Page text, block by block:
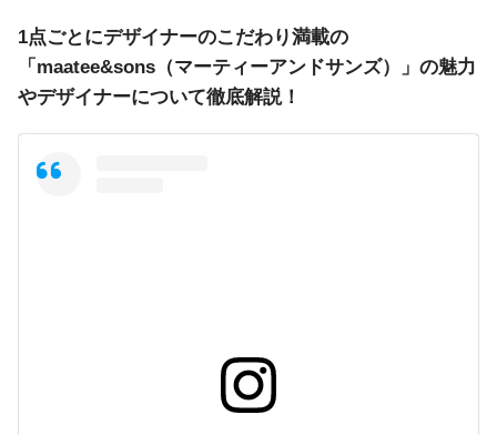
1点ごとにデザイナーのこだわり満載の
「maatee&sons（マーティーアンドサンズ）」の魅力
やデザイナーについて徹底解説！